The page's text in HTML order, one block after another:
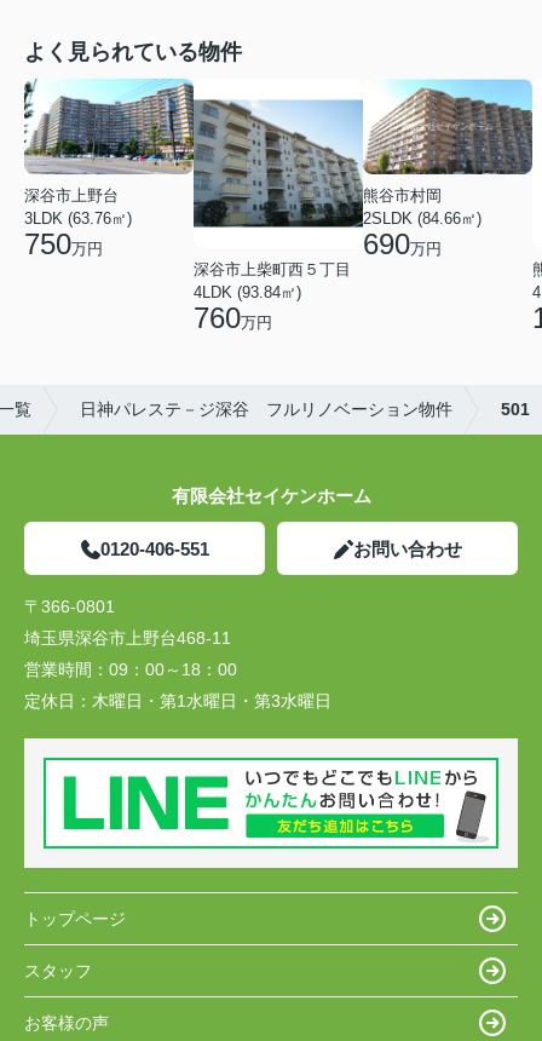
よく見られている物件
深谷市上野台
3LDK (63.76㎡)
750万円
深谷市上柴町西５丁目
4LDK (93.84㎡)
760万円
熊谷市村岡
2SLDK (84.66㎡)
690万円
覧 日神パレステ－ジ深谷 フルリノベーション物件 501
有限会社セイケンホーム
0120-406-551 お問い合わせ
〒366-0801
埼玉県深谷市上野台468-11
営業時間： 09：00～18：00
定休日： 木曜日・第1水曜日・第3水曜日
トップページ
スタッフ
お客様の声